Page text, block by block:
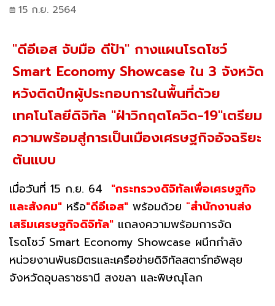
15 ก.ย. 2564
"ดีอีเอส จับมือ ดีป้า" กางแผนโรดโชว์
Smart Economy Showcase ใน 3 จังหวัด
หวังติดปีกผู้ประกอบการในพื้นที่ด้วย
เทคโนโลยีดิจิทัล "ฝ่าวิกฤตโควิด-19"เตรียม
ความพร้อมสู่การเป็นเมืองเศรษฐกิจอัจฉริยะ
ต้นแบบ
เมื่อวันที่ 15 ก.ย. 64 "กระทรวงดิจิทัลเพื่อเศรษฐกิจ
และสังคม" หรือ"ดีอีเอส" พร้อมด้วย "สำนักงานส่ง
เสริมเศรษฐกิจดิจิทัล" แถลงความพร้อมการจัด
โรดโชว์ Smart Economy Showcase ผนึกกำลัง
หน่วยงานพันธมิตรและเครือข่ายดิจิทัลสตาร์ทอัพลุย
จังหวัดอุบลราชธานี สงขลา และพิษณุโลก